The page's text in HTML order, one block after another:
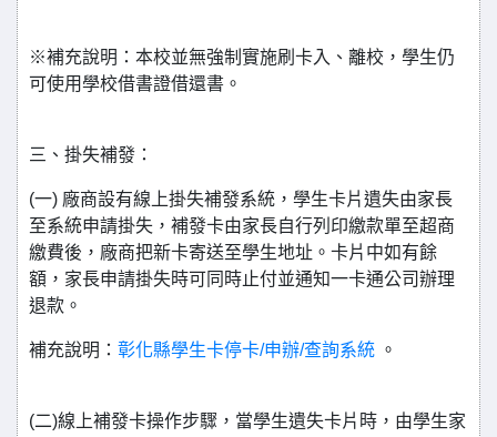
※補充說明：本校並無強制實施刷卡入、離校，學生仍
可使用學校借書證借還書。
三、掛失補發：
(一) 廠商設有線上掛失補發系統，學生卡片遺失由家長
至系統申請掛失，補發卡由家長自行列印繳款單至超商
繳費後，廠商把新卡寄送至學生地址。卡片中如有餘
額，家長申請掛失時可同時止付並通知一卡通公司辦理
退款。
補充說明： 彰化縣學生卡停卡/申辦/查詢系統 。
(二)線上補發卡操作步驟，當學生遺失卡片時，由學生家